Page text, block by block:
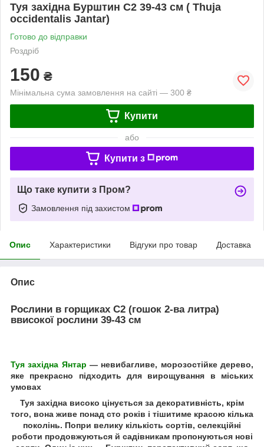
Туя західна Бурштин С2 39-43 см ( Thuja
occidentalis Jantar)
Готово до відправки
Роздріб
150 ₴
Мінімальна сума замовлення на сайті — 300 ₴
Купити
або
Купити з
Що таке купити з Пром?
Замовлення під захистом
Опис Характеристики Відгуки про товар Доставка
Опис
Рослини в горщиках С2 (гошок 2-валитра)
ввисокої рослини 39-43 см
Туя західна Янтар — невибагливе, морозостійке дерево,
яке прекрасно підходить для вирощування в міських
умовах
Туя західна високо цінується за декоративність, крім
того, вона живе понад сто років і тішитиме красою кілька
поколінь. Попри велику кількість сортів, селекційні
роботи продовжуються й садівникам пропонуються нові